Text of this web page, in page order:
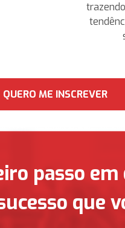
QUERO ME INSCREVER
passo em
que